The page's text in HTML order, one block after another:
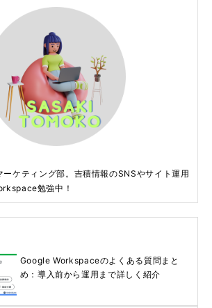
ーケティング部。吉積情報のSNSやサイト運用
勉強中！
Google Workspaceのよくある質問まと
め：導入前から運用まで詳しく紹介